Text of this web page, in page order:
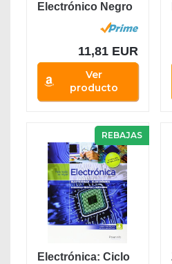
Electrónico Negro
11,81 EUR
Ver
producto
REBAJAS
Electrónica: Ciclo